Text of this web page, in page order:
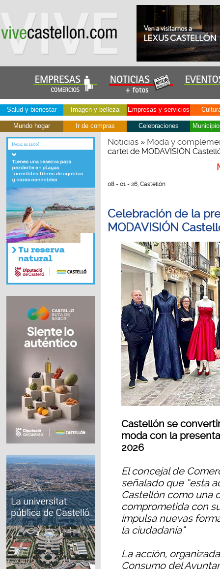
Salud y bienestar Imagen y belleza Empresas y servicios
Mundo hogar Ir de compras Celebraciones
Noticias» Moda y
cartel de MODAVISIÓN
08 - 01 - 26, Castellón
Celebración de la
MODAVISIÓN
Castellón se
moda con la
2026
El concejal de
señalado que “esta
Castellón como una
comprometida con
impulsa nuevas
la ciudadanía”
La acción,
Consumo del